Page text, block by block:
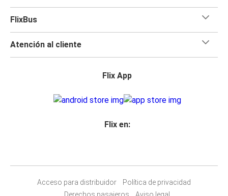
FlixBus
Atención al cliente
Flix App
Flix en:
Acceso para distribuidor
Política de privacidad
Derechos pasajeros
Aviso legal